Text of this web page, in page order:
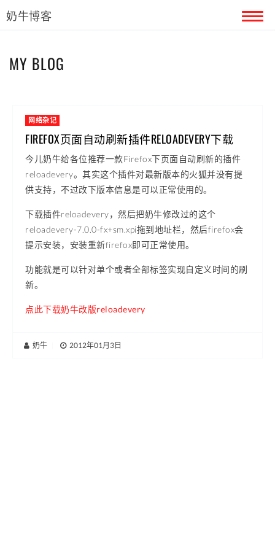
奶牛博客
MY BLOG
网络杂记
FIREFOX页面自动刷新插件RELOADEVERY下载
今儿奶牛给各位推荐一款Firefox下页面自动刷新的插件
reloadevery。其实这个插件对最新版本的火狐并没有提
供支持，不过改下版本信息是可以正常使用的。
下载插件reloadevery，然后把奶牛修改过的这个
reloadevery-7.0.0-fx+sm.xpi拖到地址栏，然后firefox会
提示安装，安装重新firefox即可正常使用。
功能就是可以针对单个或者全部标签实现自定义时间的刷
新。
点此下载奶牛改版reloadevery
奶牛 2012年01月3日